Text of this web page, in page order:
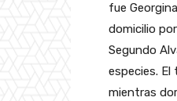
fue
domicilio
Segundo
especies.
mientras